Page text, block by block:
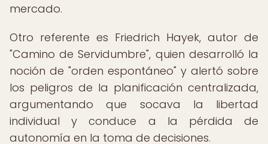
mercado.
Otro referente es Friedrich Hayek, autor de
"Camino de Servidumbre", quien desarrolló la
noción de "orden espontáneo" y alertó sobre
los peligros de la planificación centralizada,
argumentando que socava la libertad
individual y conduce a la pérdida de
autonomía en la toma de decisiones.